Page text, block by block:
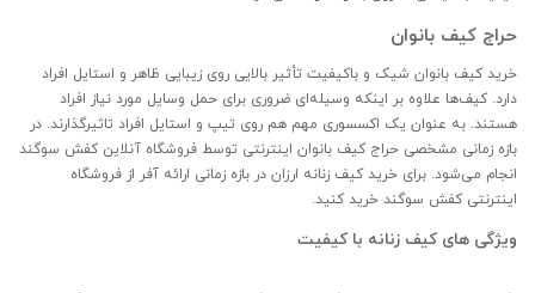
حراج کیف بانوان
خرید کیف بانوان شیک و باکیفیت تأثیر بالایی روی زیبایی ظاهر و استایل افراد
دارد. کیف‌ها علاوه بر اینکه وسیله‌ای ضروری برای حمل وسایل مورد نیاز افراد
هستند. به عنوان یک اکسسوری مهم هم روی تیپ و استایل افراد تاثیرگذارند. در
بازه زمانی مشخصی حراج کیف بانوان اینترنتی توسط فروشگاه آنلاین کفش سوگند
انجام می‌شود. برای خرید کیف زنانه ارزان در بازه زمانی ارائه آفر از فروشگاه
اینترنتی کفش سوگند خرید کنید.
ویژگی های کیف زنانه با کیفیت